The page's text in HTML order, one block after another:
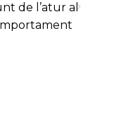
de l’atur al